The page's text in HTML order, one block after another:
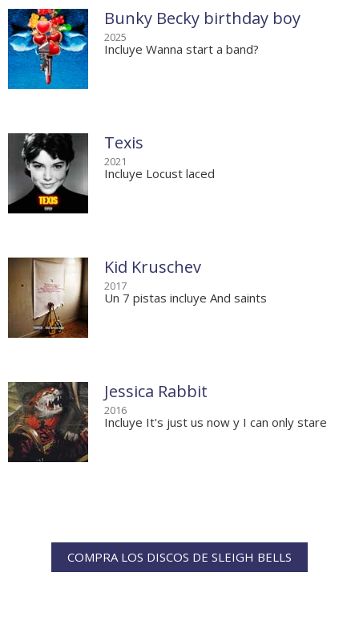
Bunky Becky birthday boy
2025
Incluye Wanna start a band?
Texis
2021
Incluye Locust laced
Kid Kruschev
2017
Un 7 pistas incluye And saints
Jessica Rabbit
2016
Incluye It's just us now y I can only stare
COMPRA LOS DISCOS DE SLEIGH BELLS